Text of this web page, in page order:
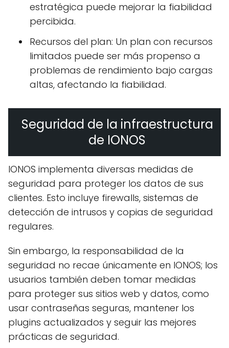
estratégica puede mejorar la fiabilidad
percibida.
Recursos del plan: Un plan con recursos
limitados puede ser más propenso a
problemas de rendimiento bajo cargas
altas, afectando la fiabilidad.
Seguridad de la infraestructura
de IONOS
IONOS implementa diversas medidas de
seguridad para proteger los datos de sus
clientes. Esto incluye firewalls, sistemas de
detección de intrusos y copias de seguridad
regulares.
Sin embargo, la responsabilidad de la
seguridad no recae únicamente en IONOS; los
usuarios también deben tomar medidas
para proteger sus sitios web y datos, como
usar contraseñas seguras, mantener los
plugins actualizados y seguir las mejores
prácticas de seguridad.